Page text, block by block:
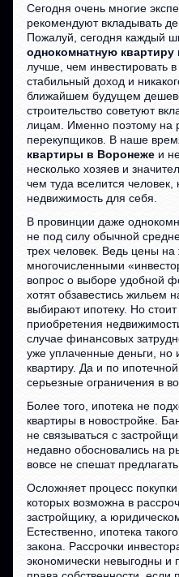
Сегодня очень многие
рекомендуют вкладывать
Пожалуй, сегодня каждый
однокомнатную квартиру
лучше, чем инвестировать
стабильный доход и
ближайшем будущем
строительство советуют
лицам. Именно поэтому на
перекупщиков. В наше
квартиры в Воронеже и
несколько хозяев и
чем туда вселится человек,
недвижимость для себя.
В провинции даже
не под силу обычной
трех человек. Ведь цены
многочисленными
вопрос о выборе удобной
хотят обзавестись жильем
выбирают ипотеку. Но
приобретения
случае финансовых
уже уплаченные деньги, но
квартиру. Да и по
серьезные ограничения в
Более того, ипотека не
квартиры в новостройке.
не связываться с
недавно обосновались на
вовсе не спешат
Осложняет процесс
которых возможна в
застройщику, а
Естественно, ипотека
закона. Рассрочки
экономически невыгодны и